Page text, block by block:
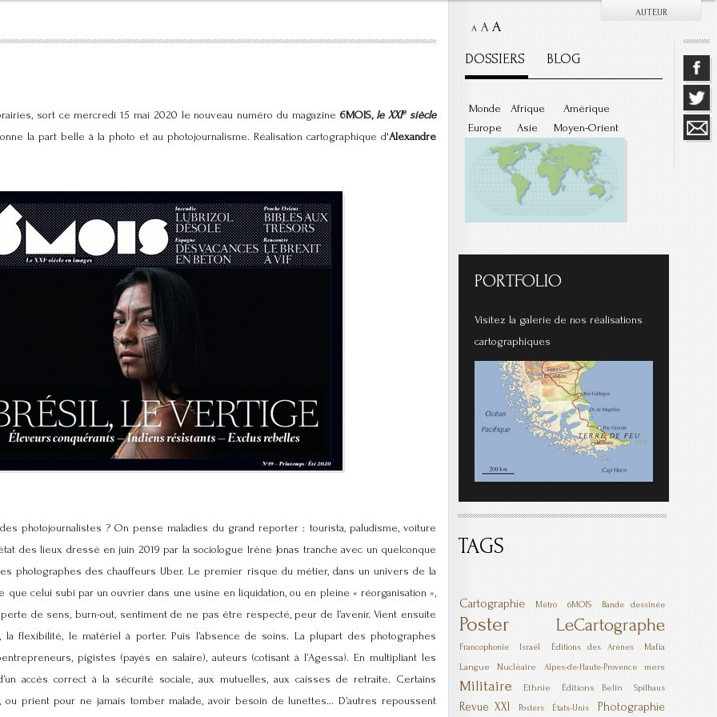
AUTEUR
sort ce mercredi 15 mai 2020 le nouveau numéro du magazine 6MOIS,le XXIesiècle
la part belle à la photo et au photojournalisme. Réalisation cartographique d'Alexandre
photojournalistes ? On pense maladies du grand reporter : tourista, paludisme, voiture
des lieux dressé en juin 2019 par la sociologue Irène Jonas tranche avec un quelconque
photographes des chauffeurs Uber. Le premier risque du métier, dans un univers de la
celui subi par un ouvrier dans une usine en liquidation, ou en pleine « réorganisation »,
de sens, burn-out, sentiment de ne pas être respecté, peur de l’avenir. Vient ensuite
flexibilité, le matériel à porter. Puis l’absence de soins. La plupart des photographes
pigistes (payés en salaire), auteurs (cotisant à l’Agessa). En multipliant les
accès correct à la sécurité sociale, aux mutuelles, aux caisses de retraite. Certains
ou prient pour ne jamais tomber malade, avoir besoin de lunettes… D’autres repoussent
A A A
DOSSIERS BLOG
Monde
Europe
Afrique
Asie
Amérique
Moyen-Orient
PORTFOLIO
Visitez la galerie de nos réalisations
cartographiques
TAGS
Cartographie Métro 6MOIS Bande dessinée
Poster LeCartographe
Francophonie Israël Éditions des Arènes
Mafia
Langue
Nucléaire Alpes-de-Haute-Provence mers
Militaire Ethnie Éditions Belin Spilhaus
Revue XXI Posters États-Unis Photographie